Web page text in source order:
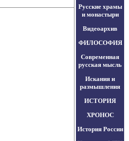
Русские храмы
и монастыри
Видеоархив
ФИЛОСОФИЯ
Современная
русская мысль
Искания и
размышления
ИСТОРИЯ
ХРОНОС
История России